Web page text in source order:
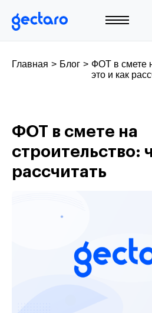
Главная > Блог > ФОТ в смете
это и как
ФОТ в смете на
строительство:
рассчитать